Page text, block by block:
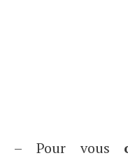
– Pour vous